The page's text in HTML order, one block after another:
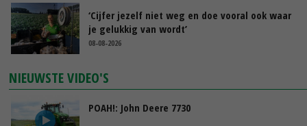
‘Cijfer jezelf niet weg en doe vooral ook waar
je gelukkig van wordt’
08-08-2026
NIEUWSTE VIDEO'S
POAH!: John Deere 7730